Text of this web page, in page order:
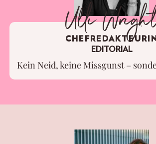
Ulli
CHEFREDAKTEURIN
EDITORIAL
Kein Neid, keine Missgunst –